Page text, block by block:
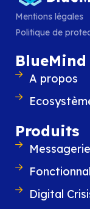
Le 25
LIRE
Mentions légales
Politique de
BlueMind
A propos
Produits
Digital